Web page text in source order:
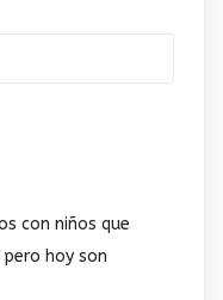
con niños que
hoy son